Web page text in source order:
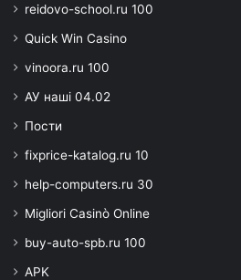
reidovo-school.ru 100
Quick Win Casino
vinoora.ru 100
АУ наші 04.02
Пости
fixprice-katalog.ru 10
help-computers.ru 30
Migliori Casinò Online
buy-auto-spb.ru 100
APK